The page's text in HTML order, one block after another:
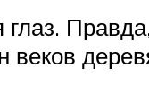
веков